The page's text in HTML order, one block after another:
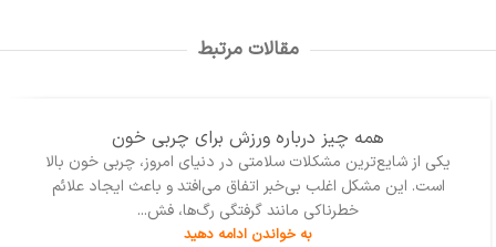
جنبه های مختلف توسعه
رشته‌ی علمی با توجه به نگاه‌هایمقالات مرتبط
همه چیز درباره ورزش برای چربی خون
یکی از شایع‌ترین مشکلات سلامتی در دنیای امروز، چربی خون بالا
است. این مشکل اغلب بی‌خبر اتفاق می‌افتد و باعث ایجاد علائم
خطرناکی مانند گرفتگی رگ‌ها، فش...
به خواندن ادامه دهید